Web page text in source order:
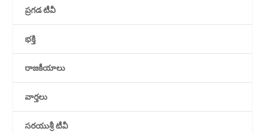
ప్రగడ టీవీ
భక్తి
రాజకీయాలు
వార్తలు
సరయుశ్రీ టీవీ